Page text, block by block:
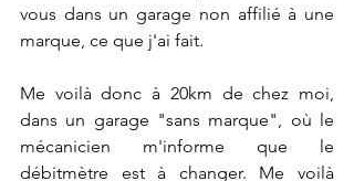
vous dans un garage non affilié à une
marque, ce que j'ai fait.
Me voilà donc à 20km de chez moi,
dans un garage "sans marque", où le
mécanicien m'informe que le
débitmètre est à changer. Me voilà